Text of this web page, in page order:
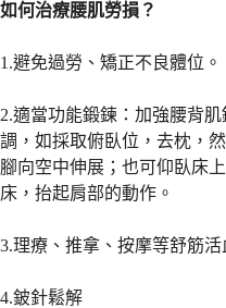
如何治療腰肌勞損？
1.避免過勞、矯正不良體位。
2.適當功能鍛鍊：加強腰背
調，如採取俯臥位，去枕，
腳向空中伸展；也可仰臥床
床，抬起肩部的動作。
3.理療、推拿、按摩等舒筋活
4.鈹針鬆解